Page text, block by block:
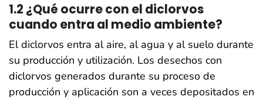
1.2 ¿Qué ocurre con el diclorvos
cuando entra al medio ambiente?
El diclorvos entra al aire, al agua y al suelo durante
su producción y utilización. Los desechos con
diclorvos generados durante su proceso de
producción y aplicación son a veces depositados en